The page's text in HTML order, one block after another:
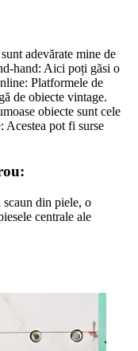
adevărate mine de
hand: Aici poți găsi o
Platformele de
de obiecte vintage.
obiecte sunt cele
Acestea pot fi surse
din piele, o
centrale ale